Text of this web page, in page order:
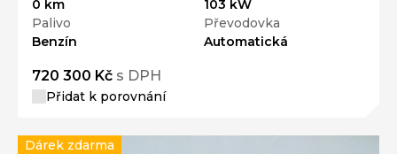
0 km
103 kW
Palivo
Benzín
Převodovka
Automatická
720 300 Kč s DPH
Přidat k porovnání
Dárek zdarma